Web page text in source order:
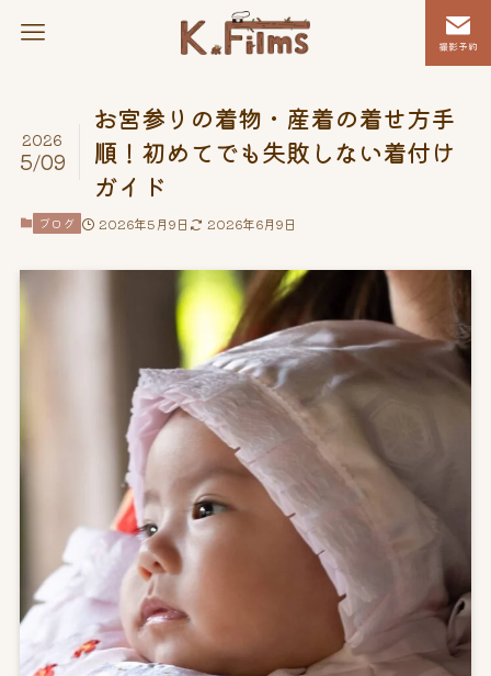
撮影予約
お宮参りの着物・産着の着せ方手
順！初めてでも失敗しない着付け
ガイド
2026
5/09
ブログ 2026年5月9日 2026年6月9日